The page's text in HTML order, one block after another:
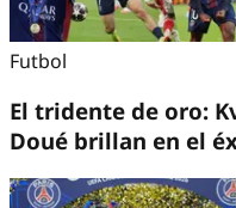
Futbol
El tridente de oro:
Doué brillan en el